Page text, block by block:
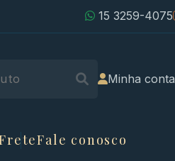
15 3259-4075
Minha conta
Fale conosco